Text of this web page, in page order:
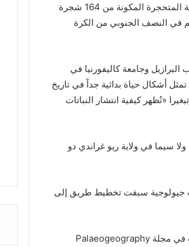
وشرحت عالمة طبقات الأرض في جامعة بارانا تامي موتين أن اكتشاف هذه الغابة المتحجرة المكونة من 164 شجرة
في النصف الجنوبي من الكرة
وجامعة كاليفورنيا في
النباتات، التي يقدر عمرها بـ 290 مليون سنة، تمثل أشكال حياة بدائية جداً في تاريخ
«تُظهر كيفية انتشار النباتات
سيما في ولاية ريو غراندي دو
الصدفة، خلال دراسات جيولوجية سبقت تخطيط طريق إلى
وتبع اكتشافها إطلاق دراسة طويلة الأمد نُشرت نتائجها في فبراير (شباط) الفائت في مجلة Palaeogeography